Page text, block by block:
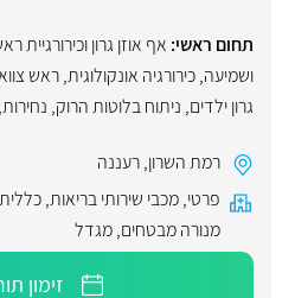
תחום ראשי: אף אוזן גרון וכירורגיית
ושמיעה,כירורגיה אונקולוגית,ראש
גרון ילדים, ניתוח בלוטות הרוק, נחירות,
רמת השרון,רעננה
פרטי,מכבי שירותי בריאות,
מנורה מבטחים,מגדל
זימון